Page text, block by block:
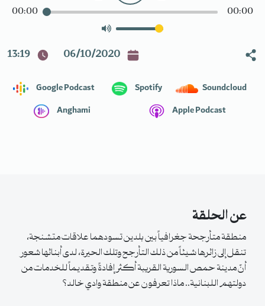
00:00
00:00
06/10/2020
13:19
Soundcloud
Spotify
Google Podcast
Apple Podcast
Anghami
عن الحلقة
منطقة متأرجحة جغرافياً بين بلدين تسودهما علاقات متشنجة،
تنقل إلى زائرها شيئاً من ذلك التأرجح وتلك الحيرة، لدى أبنائها شعور
أنّ مدينة حمص السورية القريبة أكثر إفادةً وتقديماً للخدمات من
دولتهم اللبنانية.. ماذا تعرفون عن منطقة وادي خالد؟